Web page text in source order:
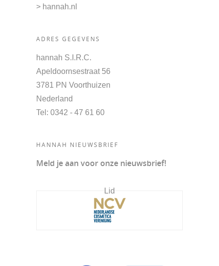
> hannah.nl
ADRES GEGEVENS
hannah S.I.R.C.
Apeldoornsestraat 56
3781 PN Voorthuizen
Nederland
Tel : 0342 - 47 61 60
HANNAH NIEUWSBRIEF
Meld je aan voor onze nieuwsbrief!
Lid